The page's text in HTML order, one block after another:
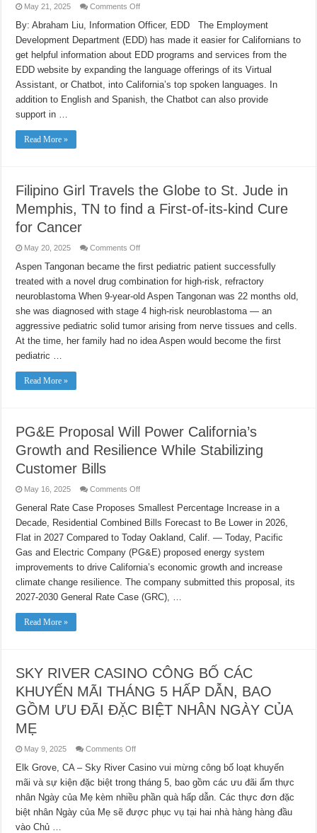
May 21, 2025 Comments Offon
“Virtual
Assistant”
(Chatbot)
Now
Available
in
Eight
Languages
By: Abraham Liu, Information Officer, EDD The Employment
Development Department (EDD) has made it easier for Californians to
get helpful information about EDD programs and services from the
EDD website by expanding the language offerings of its Virtual
Assistant, or Chatbot, into California’s top spoken languages. In
addition to English and Spanish, the Chatbot can also provide
support in …
Read More »
Filipino Girl Travels the Globe to St. Jude in
Memphis, TN to find a First-of-its-kind Cure
for Cancer
May 20, 2025 Comments Offon
Girl
Travels
the
to
St.
Jude
in
Memphis,
TN
Cancer
Aspen Tangonan became the first pediatric patient successfully
treated with a novel drug combination for high-risk, refractory
neuroblastoma When 9-year-old Aspen Tangonan was 22 months old,
she was diagnosed with stage 4 high-risk neuroblastoma — an
aggressive pediatric solid tumor arising from nerve tissues and cells.
At the time, her family had no idea Aspen would become the first
pediatric …
Read More »
PG&E Proposal Will Power California’s
Growth and Resilience While Stabilizing
Customer Bills
May 16, 2025 Comments Offon
Proposal
Will
Power
Growth
and
Resilience
While
Stabilizing
Customer
General Rate Case Proposes Smallest Percentage Increase in a
Decade, Residential Combined Bills Forecast to Be Lower in 2026,
Flat in 2027 Compared to Today Oakland, Calif. — Today, Pacific
Gas and Electric Company (PG&E) proposed energy system
improvements to drive California’s economic growth and increase
climate change resilience. The company submitted this proposal, its
2027-2030 General Rate Case (GRC), …
Read More »
SKY RIVER CASINO CÔNG BỐ CÁC
KHUYẾN MÃI THÁNG 5 HẤP DẪN, BAO
GỒM ƯU ĐÃI ĐẶC BIỆT NHÂN NGÀY CỦA
MẸ
May 9, 2025 Comments Offon
RIVER
CASINO
CÔNG
CÁC
KHUYẾN
MÃI
Elk Grove, CA – Sky River Casino vui mừng công bố loạt khuyến
mãi và sự kiện đặc biệt trong tháng 5, bao gồm các ưu đãi ẩm thực
nhân Ngày của Mẹ kèm nhiều phần quà hấp dẫn. Các thực đơn đặc
biệt nhân Ngày của Mẹ sẽ được phục vụ tại hai nhà hàng hàng đầu
vào Chủ …